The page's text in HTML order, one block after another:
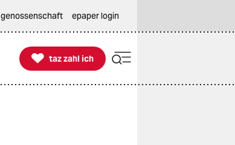
genossenschaft epaper login

taz zahl ich
taz zahl ich